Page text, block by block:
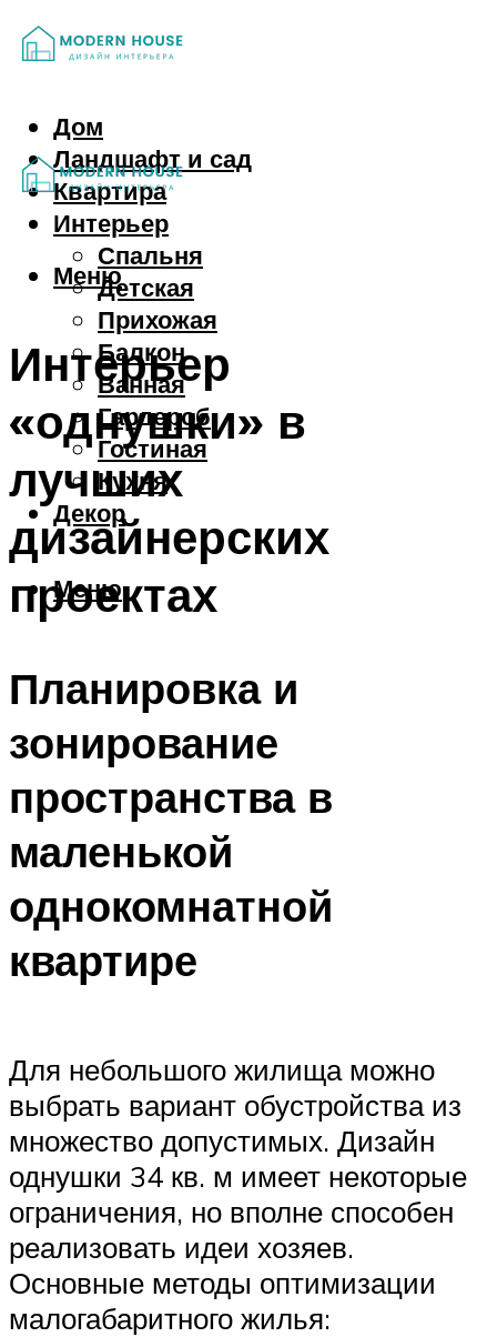
Дом
Ландшафт и сад
Квартира
Интерьер
Спальня
Детская
Прихожая
Балкон
Ванная
Гардероб
Гостиная
Кухня
Декор
Меню
Меню
Интерьер
«однушки» в
лучших
дизайнерских
проектах
Планировка и
зонирование
пространства в
маленькой
однокомнатной
квартире
Для небольшого жилища можно
выбрать вариант обустройства из
множество допустимых. Дизайн
однушки 34 кв. м имеет некоторые
ограничения, но вполне способен
реализовать идеи хозяев.
Основные методы оптимизации
малогабаритного жилья: